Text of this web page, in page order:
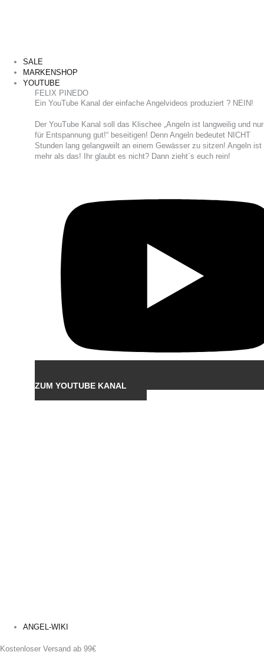
SALE
MARKENSHOP
YOUTUBE
FELIX PINEDO
​Ein YouTube Kanal der einfache Angelvideos produziert ? NEIN!
Der YouTube Kanal soll das Klischee „Angeln ist langweilig und nur
für Entspannung gut!“ beseitigen! Denn Angeln bedeutet NICHT
Stunden lang gelangweilt an einem Gewässer zu sitzen! Angeln ist
mehr als das! Ihr glaubt es nicht? Dann zieht´s euch rein!
ZUM YOUTUBE KANAL
ANGEL-WIKI
Kostenloser Versand ab 99€